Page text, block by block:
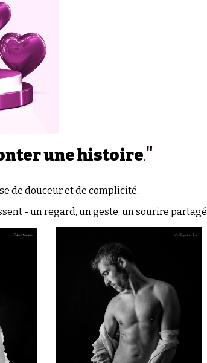
une histoire."
de douceur et de complicité.
- un regard, un geste, un sourire partagé